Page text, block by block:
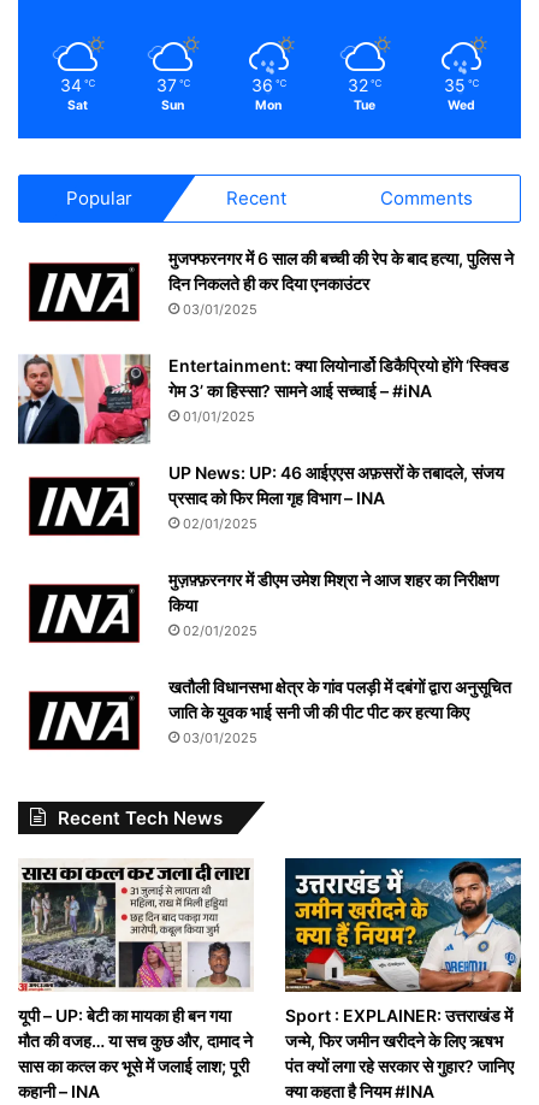
34 ℃
Sat
37 ℃
Sun
36 ℃
Mon
32 ℃
Tue
35 ℃
Wed
Popular Recent Comments
मुजफ्फरनगर में 6 साल की बच्ची की रेप के बाद हत्या, पुलिस ने
दिन निकलते ही कर दिया एनकाउंटर
03/01/2025
Entertainment: क्या लियोनार्डो डिकैप्रियो होंगे ‘स्क्विड
गेम 3’ का हिस्सा? सामने आई सच्चाई – #iNA
01/01/2025
UP News: UP: 46 आईएएस अफ़सरों के तबादले, संजय
प्रसाद को फिर मिला गृह विभाग – INA
02/01/2025
मुज़फ़्फ़रनगर में डीएम उमेश मिश्रा ने आज शहर का निरीक्षण
किया
02/01/2025
खतौली विधानसभा क्षेत्र के गांव पलड़ी में दबंगों द्वारा अनुसूचित
जाति के युवक भाई सनी जी की पीट पीट कर हत्या किए
03/01/2025
Recent Tech News
यूपी – UP: बेटी का मायका ही बन गया
मौत की वजह… या सच कुछ और, दामाद ने
सास का कत्ल कर भूसे में जलाई लाश; पूरी
कहानी – INA
Sport : EXPLAINER: उत्तराखंड में
जन्मे, फिर जमीन खरीदने के लिए ऋषभ
पंत क्यों लगा रहे सरकार से गुहार? जानिए
क्या कहता है नियम #INA